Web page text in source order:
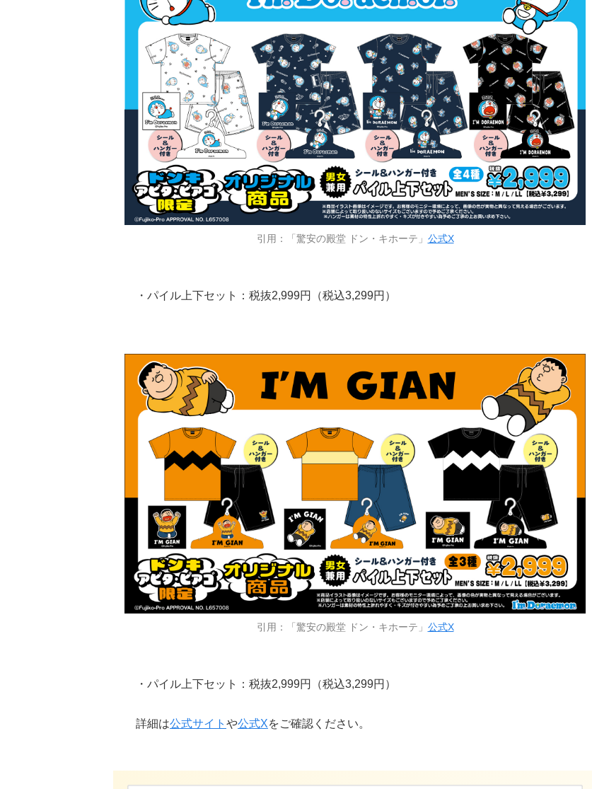
引用：「驚安の殿堂 ドン・キホーテ」 公式X
・パイル上下セット：税抜2,999円（税込3,299円）
引用：「驚安の殿堂 ドン・キホーテ」 公式X
・パイル上下セット：税抜2,999円（税込3,299円）
詳細は公式サイト や公式Xをご確認ください。